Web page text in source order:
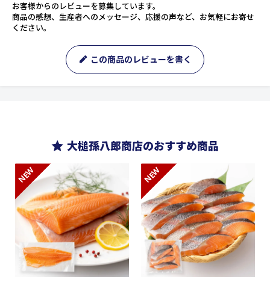
お客様からのレビューを募集しています。
商品の感想、生産者へのメッセージ、応援の声など、お気軽にお寄せ
ください。
この商品のレビューを書く
大槌孫八郎商店のおすすめ商品
NEW NEW